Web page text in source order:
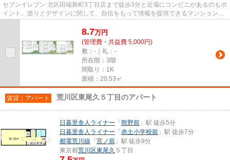
セブンイレブン 北区田端新町3丁目店まで徒歩3分と近場にコンビニがあるのもポ
イント。造りとデザインに関して、自信をもって情報を提供できるマンションで
8.7万円
(管理費・共益費 5,000円)
敷：-｜礼：-
所在階：3階
間取り：1K
面積：20.53㎡
賃貸｜アパート 荒川区東尾久５丁目のアパート
日暮里舎人ライナー 「 熊野前 」駅 徒歩5分
日暮里舎人ライナー 「 赤土小学校前 」駅 徒歩7分
都電荒川線 「 宮ノ前 」駅 徒歩9分
東京都荒川区東尾久 ５丁目